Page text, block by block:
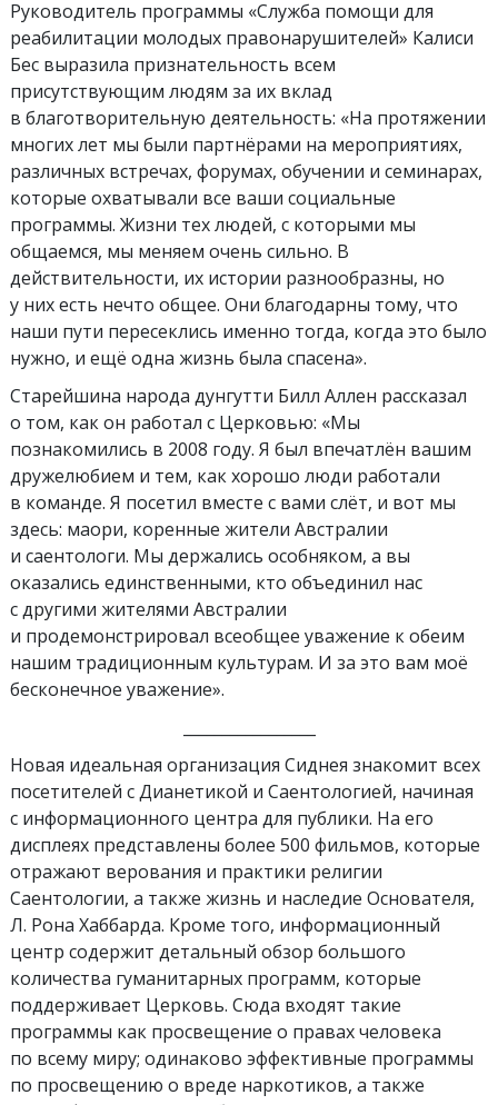
Руководитель программы «Служба помощи для
реабилитации молодых правонарушителей» Калиси
Бес выразила признательность всем
присутствующим людям за их вклад
в благотворительную деятельность: «На протяжении
многих лет мы были партнёрами на мероприятиях,
различных встречах, форумах, обучении и семинарах,
которые охватывали все ваши социальные
программы. Жизни тех людей, с которыми мы
общаемся, мы меняем очень сильно. В
действительности, их истории разнообразны, но
у них есть нечто общее. Они благодарны тому, что
наши пути пересеклись именно тогда, когда это было
нужно, и ещё одна жизнь была спасена».
Старейшина народа дунгутти Билл Аллен рассказал
о том, как он работал с Церковью: «Мы
познакомились в 2008 году. Я был впечатлён вашим
дружелюбием и тем, как хорошо люди работали
в команде. Я посетил вместе с вами слёт, и вот мы
здесь: маори, коренные жители Австралии
и саентологи. Мы держались особняком, а вы
оказались единственными, кто объединил нас
с другими жителями Австралии
и продемонстрировал всеобщее уважение к обеим
нашим традиционным культурам. И за это вам моё
бесконечное уважение».
Новая идеальная организация Сиднея знакомит всех
посетителей с Дианетикой и Саентологией, начиная
с информационного центра для публики. На его
дисплеях представлены более 500 фильмов, которые
отражают верования и практики религии
Саентологии, а также жизнь и наследие Основателя,
Л. Рона Хаббарда. Кроме того, информационный
центр содержит детальный обзор большого
количества гуманитарных программ, которые
поддерживает Церковь. Сюда входят такие
программы как просвещение о правах человека
по всему миру; одинаково эффективные программы
по просвещению о вреде наркотиков, а также